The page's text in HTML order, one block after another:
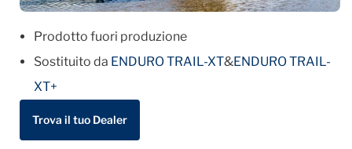
Prodotto fuori produzione
Sostituito da ENDURO TRAIL-XT&ENDURO TRAIL-
XT+
Trova il tuo Dealer